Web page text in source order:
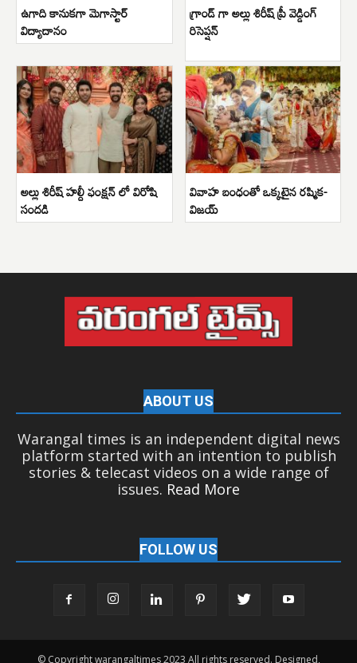
ఉగాది కానుకగా మెగాస్టార్
విద్యాదానం
గ్రాండ్ గా అల్లు శిరీష్ ప్రీ వెడ్డింగ్
రిసెప్షన్
అల్లు శిరీష్ హల్దీ ఫంక్షన్ లో విరోషి
సందడి
వివాహ బంధంతో ఒక్కటైన రష్మిక-
విజయ్
ABOUT US
Warangal times is an independent digital news
platform started with an intention to publish
stories & telecast videos on a wide range of
issues. Read More
FOLLOW US
© Copyright warangaltimes 2023 All rights reserved. Designed,